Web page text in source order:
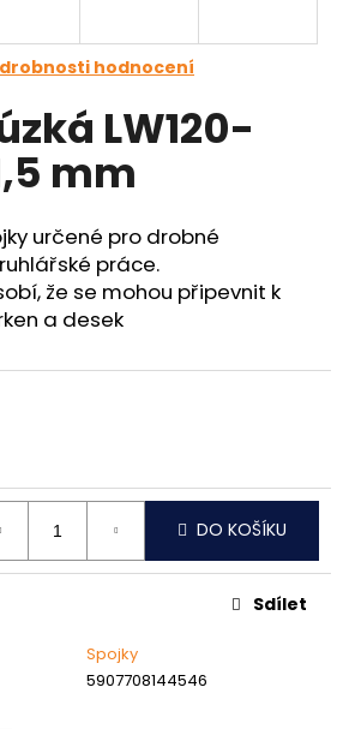
hodnocení
LW120-
mm
určené pro drobné
práce.
že se mohou připevnit k
a desek
DO KOŠÍKU
Spojky
5907708144546
Sdílet
HLEDAT